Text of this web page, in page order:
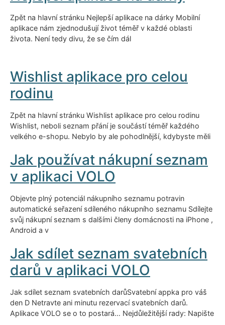
Zpět na hlavní stránku Nejlepší aplikace na dárky Mobilní
aplikace nám zjednodušují život téměř v každé oblasti
života. Není tedy divu, že se čím dál
Wishlist aplikace pro celou
rodinu
Zpět na hlavní stránku Wishlist aplikace pro celou rodinu
Wishlist, neboli seznam přání je součástí téměř každého
velkého e-shopu. Nebylo by ale pohodlnější, kdybyste měli
Jak používat nákupní seznam
v aplikaci VOLO
Objevte plný potenciál nákupního seznamu potravin
automatické seřazení sdíleného nákupního seznamu Sdílejte
svůj nákupní seznam s dalšími členy domácnosti na iPhone ,
Android a v
Jak sdílet seznam svatebních
darů v aplikaci VOLO
Jak sdílet seznam svatebních darůSvatební appka pro váš
den D Netravte ani minutu rezervací svatebních darů.
Aplikace VOLO se o to postará… Nejdůležitější rady: Napište